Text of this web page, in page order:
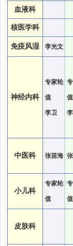
血液科
核医学科
免疫风湿 李光文
神经内科
专家轮
值
李卫
值
中医科 张苗海
小儿科
专家轮
值 值
皮肤科